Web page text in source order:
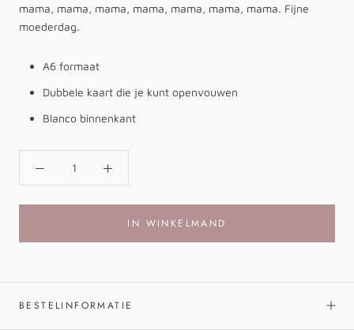
mama, mama, mama, mama, mama, mama, mama. Fijne
moederdag.
A6 formaat
Dubbele kaart die je kunt openvouwen
Blanco binnenkant
IN WINKELMAND
BESTELINFORMATIE